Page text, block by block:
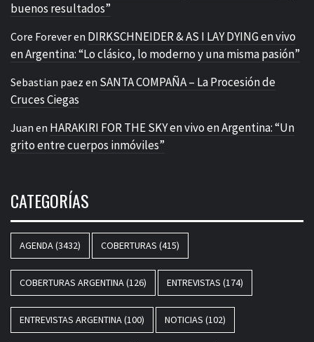
buenos resultados”
Core Foreveren DIRKSCHNEIDER & AS I LAY DYING en vivo
en Argentina: “Lo clásico, lo moderno y una misma pasión”
Sebastian paez en SANTA COMPAÑA – La Procesión de
Cruces Ciegas
Juan en HARAKIRI FOR THE SKY en vivo en Argentina: “Un
grito entre cuerpos inmóviles”
CATEGORÍAS
AGENDA(3432) COBERTURAS (415)
COBERTURAS ARGENTINA(126) ENTREVISTAS (174)
ENTREVISTAS ARGENTINA(100) NOTICIAS (102)